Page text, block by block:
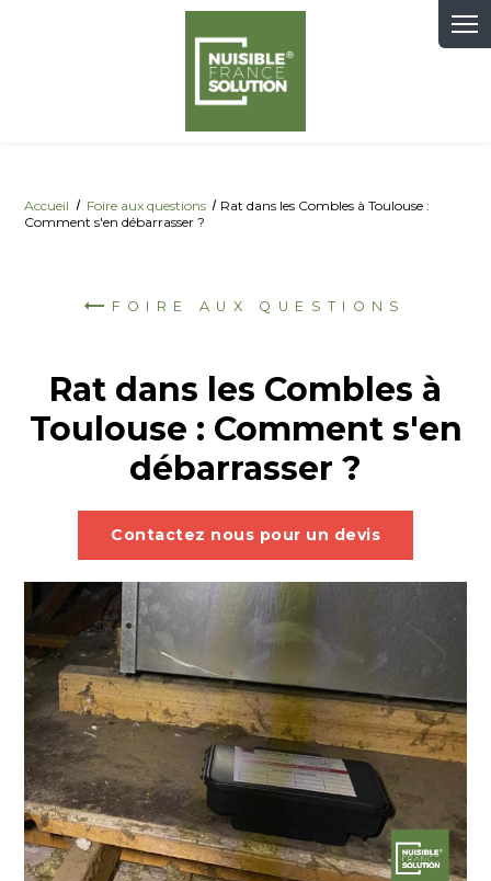
Accueil Foire aux questions
Rat dans les Combles à Toulouse :
Comment s'en débarrasser ?
FOIRE AUX QUESTIONS
Rat dans les Combles à
Toulouse : Comment s'en
débarrasser ?
Contactez nous pour un devis
Panneau de gestion des cookies